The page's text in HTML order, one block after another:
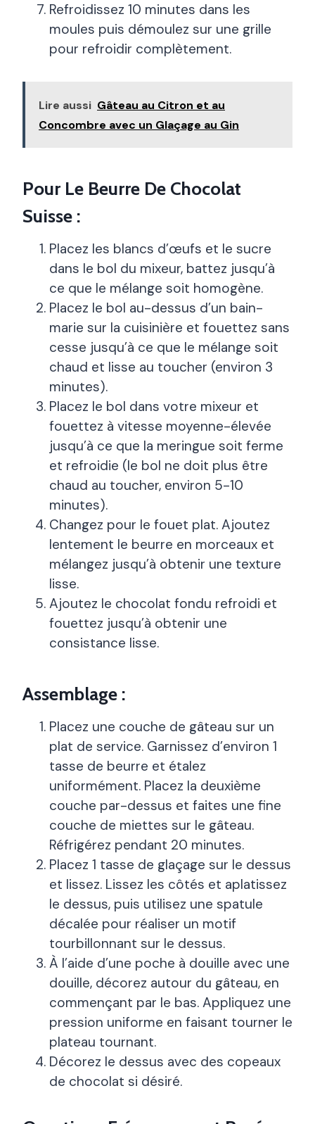
Refroidissez 10 minutes dans les
moules puis démoulez sur une grille
pour refroidir complètement.
Lire aussi Gâteau au Citron et au
Concombre avec un Glaçage au Gin
Pour Le Beurre De Chocolat
Suisse :
Placez les blancs d’œufs et le sucre
dans le bol du mixeur, battez jusqu’à
ce que le mélange soit homogène.
Placez le bol au-dessus d’un bain-
marie sur la cuisinière et fouettez sans
cesse jusqu’à ce que le mélange soit
chaud et lisse au toucher (environ 3
minutes).
Placez le bol dans votre mixeur et
fouettez à vitesse moyenne-élevée
jusqu’à ce que la meringue soit ferme
et refroidie (le bol ne doit plus être
chaud au toucher, environ 5-10
minutes).
Changez pour le fouet plat. Ajoutez
lentement le beurre en morceaux et
mélangez jusqu’à obtenir une texture
lisse.
Ajoutez le chocolat fondu refroidi et
fouettez jusqu’à obtenir une
consistance lisse.
Assemblage :
Placez une couche de gâteau sur un
plat de service. Garnissez d’environ 1
tasse de beurre et étalez
uniformément. Placez la deuxième
couche par-dessus et faites une fine
couche de miettes sur le gâteau.
Réfrigérez pendant 20 minutes.
Placez 1 tasse de glaçage sur le dessus
et lissez. Lissez les côtés et aplatissez
le dessus, puis utilisez une spatule
décalée pour réaliser un motif
tourbillonnant sur le dessus.
À l’aide d’une poche à douille avec une
douille, décorez autour du gâteau, en
commençant par le bas. Appliquez une
pression uniforme en faisant tourner le
plateau tournant.
Décorez le dessus avec des copeaux
de chocolat si désiré.